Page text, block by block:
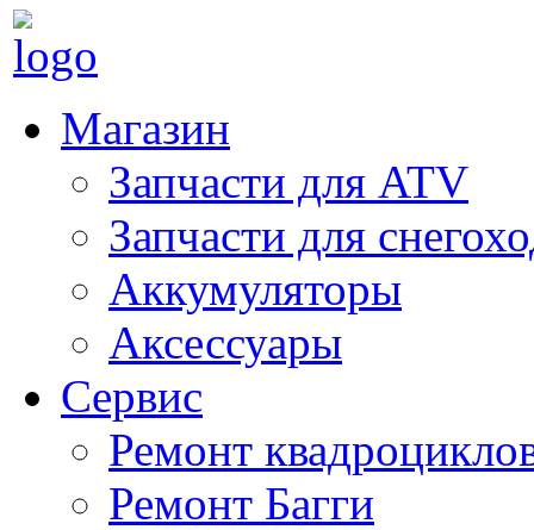
Магазин
Запчасти для ATV
Запчасти для
Аккумуляторы
Аксессуары
Сервис
Ремонт
Ремонт Багги